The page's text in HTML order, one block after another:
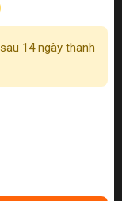
14 ngày thanh